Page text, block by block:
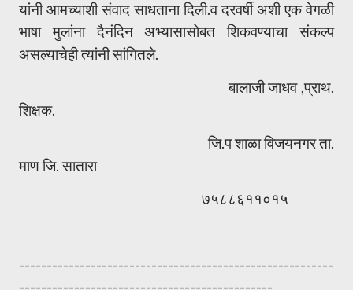
यांनी आमच्याशी संवाद साधताना दिली.व दरवर्षी अशी एक वेगळी
भाषा मुलांना दैनंदिन अभ्यासासोबत शिकवण्याचा संकल्प
असल्याचेही त्यांनी सांगितले.
बालाजी जाधव ,प्राथ.
शिक्षक.
जि.प शाळा विजयनगर ता.
माण जि. सातारा
७५८८६११०१५
---------------------------------------------------------